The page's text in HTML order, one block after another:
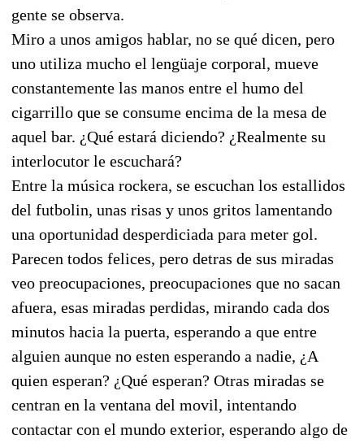
gente se observa.
Miro a unos amigos hablar, no se qué dicen, pero
uno utiliza mucho el lengüaje corporal, mueve
constantemente las manos entre el humo del
cigarrillo que se consume encima de la mesa de
aquel bar. ¿Qué estará diciendo? ¿Realmente su
interlocutor le escuchará?
Entre la música rockera, se escuchan los estallidos
del futbolin, unas risas y unos gritos lamentando
una oportunidad desperdiciada para meter gol.
Parecen todos felices, pero detras de sus miradas
veo preocupaciones, preocupaciones que no sacan
afuera, esas miradas perdidas, mirando cada dos
minutos hacia la puerta, esperando a que entre
alguien aunque no esten esperando a nadie, ¿A
quien esperan? ¿Qué esperan? Otras miradas se
centran en la ventana del movil, intentando
contactar con el mundo exterior, esperando algo de